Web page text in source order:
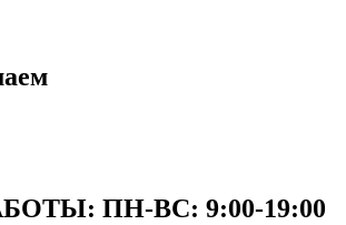
ПН-ВC: 9:00-19:00